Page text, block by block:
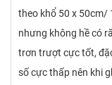
theo khổ 50 x 50cm/
nhưng không hề có
trơn trượt cực tốt,
số cực thấp nên khi